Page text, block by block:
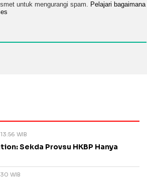
untuk mengurangi spam. Pelajari bagaimana
WIB
Sekda Provsu HKBP Hanya
WIB